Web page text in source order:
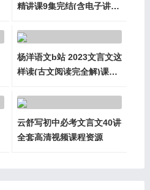
精讲课9集完结(含电子讲
杨洋语文b站 2023文言文这
样读(古文阅读完全解)课程
云舒写初中必考文言文40讲
全套高清视频课程资源